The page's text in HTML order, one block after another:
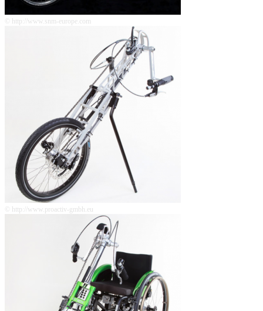
© http://www.snm-europe.com
© http://www.proactiv-gmbh.eu